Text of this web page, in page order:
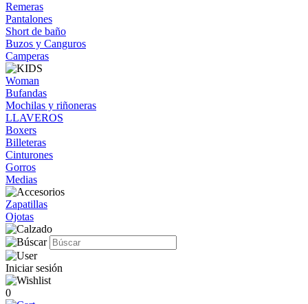
Remeras
Pantalones
Short de baño
Buzos y Canguros
Camperas
Woman
Bufandas
Mochilas y riñoneras
LLAVEROS
Boxers
Billeteras
Cinturones
Gorros
Medias
Zapatillas
Ojotas
Iniciar sesión
0